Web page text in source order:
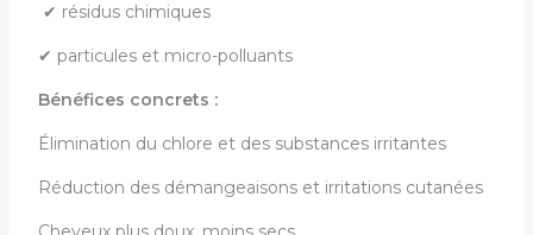
✔ résidus chimiques
✔ particules et micro-polluants
Bénéfices concrets :
Élimination du chlore et des substances irritantes
Réduction des démangeaisons et irritations cutanées